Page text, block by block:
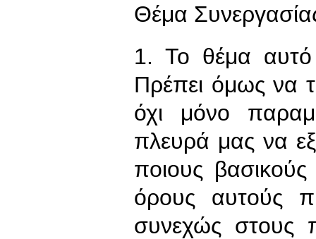
Θέμα
1. Το θέμα αυτό
Πρέπει όμως να
όχι μόνο
πλευρά μας να
ποιους
όρους αυτούς
συνεχώς στους